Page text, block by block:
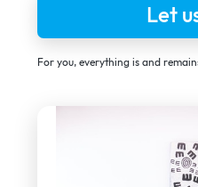
Let
For you, everything is and